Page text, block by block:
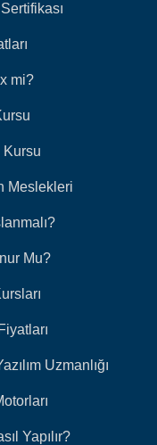
mi?
Kursu
Meslekleri
Mu?
Uzmanlığı
Yapılır?